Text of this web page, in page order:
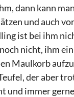
dann kann
und auch
ist bei ihm
nicht, ihm
Maulkorb
der aber
und immer